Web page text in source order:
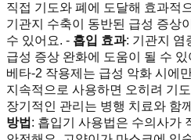
직접 기도와 폐에 도달해 효과적
기관지 수축이 동반된 급성 증상
수 있어요. - 흡입 효과: 기관지 염
급성 증상 완화에 도움이 될 수
베타-2 작용제는 급성 악화 시에
지속적으로 사용하면 오히려 기
장기적인 관리는 병행 치료와 함
방법 : 흡입기 사용법은 수의사가